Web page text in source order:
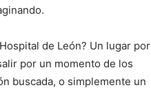
de León? Un lugar por
por un momento de los
buscada, o simplemente un